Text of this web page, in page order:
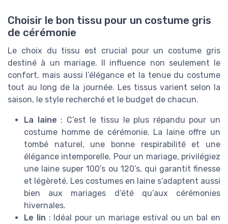
Choisir le bon tissu pour un costume gris
de cérémonie
Le choix du tissu est crucial pour un costume gris
destiné à un mariage. Il influence non seulement le
confort, mais aussi l’élégance et la tenue du costume
tout au long de la journée. Les tissus varient selon la
saison, le style recherché et le budget de chacun.
La laine : C’est le tissu le plus répandu pour un
costume homme de cérémonie. La laine offre un
tombé naturel, une bonne respirabilité et une
élégance intemporelle. Pour un mariage, privilégiez
une laine super 100’s ou 120’s, qui garantit finesse
et légèreté. Les costumes en laine s’adaptent aussi
bien aux mariages d’été qu’aux cérémonies
hivernales.
Le lin : Idéal pour un mariage estival ou un bal en